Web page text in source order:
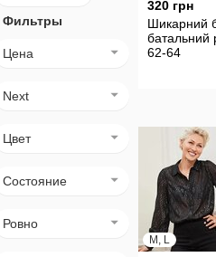
Фильтры
Цена
Next
Цвет
Состояние
Ровно
320 грн
Шикарний
батальний
62-64
M, L